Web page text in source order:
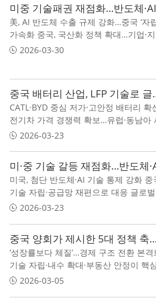
美, AI 반도체 수출 규제 강화…중국 ‘자
가속화 중국, 국산화 정책 확대…기업·지
정부 총동원 글로벌 공급망 재편…한국·대
2026-03-30
중국 배터리
CATL·BYD 중심 저가·고안정 배터리 확
전기차 가격 경쟁력 확보…유럽·동남아
장 확대 에너지 밀도 한계 vs 안전성·가격
2026-03-23
미국, 첨단 반도체·AI 기술 통제 강화 중
기술 자립·공급망 재편으로 대응 글로벌
업 질서 재편 가속화
2026-03-23
‘성장률보다 체질’…경제 구조 전환 본격
기술 자립·내수 확대·부동산 안정이 핵
미중 경쟁 속 군사·외교 전략 동시 강화
2026-03-05